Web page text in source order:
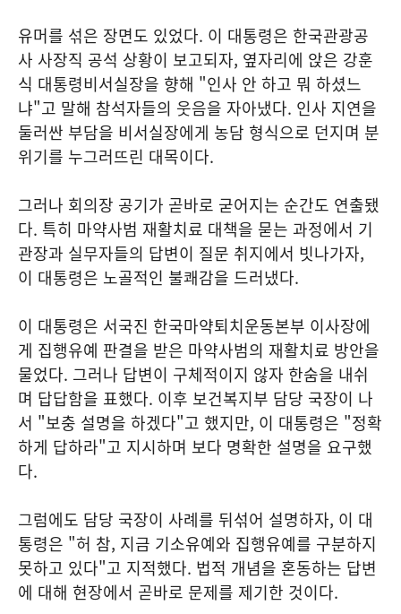
유머를 섞은 장면도 있었다. 이 대통령은 한국관광공
사 사장직 공석 상황이 보고되자, 옆자리에 앉은 강훈
식 대통령비서실장을 향해 "인사 안 하고 뭐 하셨느
냐"고 말해 참석자들의 웃음을 자아냈다. 인사 지연을
둘러싼 부담을 비서실장에게 농담 형식으로 던지며 분
위기를 누그러뜨린 대목이다.
그러나 회의장 공기가 곧바로 굳어지는 순간도 연출됐
다. 특히 마약사범 재활치료 대책을 묻는 과정에서 기
관장과 실무자들의 답변이 질문 취지에서 빗나가자,
이 대통령은 노골적인 불쾌감을 드러냈다.
이 대통령은 서국진 한국마약퇴치운동본부 이사장에
게 집행유예 판결을 받은 마약사범의 재활치료 방안을
물었다. 그러나 답변이 구체적이지 않자 한숨을 내쉬
며 답답함을 표했다. 이후 보건복지부 담당 국장이 나
서 "보충 설명을 하겠다"고 했지만, 이 대통령은 "정확
하게 답하라"고 지시하며 보다 명확한 설명을 요구했
다.
그럼에도 담당 국장이 사례를 뒤섞어 설명하자, 이 대
통령은 "허 참, 지금 기소유예와 집행유예를 구분하지
못하고 있다"고 지적했다. 법적 개념을 혼동하는 답변
에 대해 현장에서 곧바로 문제를 제기한 것이다.